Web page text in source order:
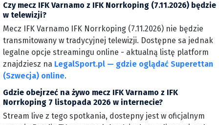
Czy mecz IFK Varnamo z IFK Norrkoping (7.11.2026) będzie
w telewizji?
Mecz IFK Varnamo IFK Norrkoping (7.11.2026) nie będzie
transmitowany w tradycyjnej telewizji. Dostępne sa jednak
legalne opcje streamingu online - aktualną listę platform
znajdziesz na LegalSport.pl — gdzie oglądać Superettan
(Szwecja) online.
Gdzie obejrzeć na żywo mecz IFK Varnamo z IFK
Norrkoping 7 listopada 2026 w internecie?
Stream live z tego spotkania, dostepny jest w oficjalnym